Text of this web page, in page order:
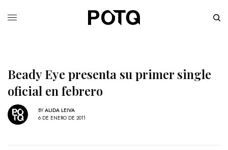
Beady Eye presenta su primer single
oficial en febrero
BY ALIDA LEIVA
6 DE ENERO DE 2011